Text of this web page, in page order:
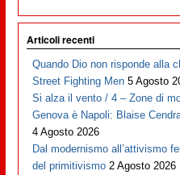
Articoli recenti
Quando Dio non risponde alla
Street Fighting Men 5 Agosto
Si alza il vento / 4 – Zone di
Genova è Napoli: Blaise
4 Agosto 2026
Dal modernismo all’attivismo
del primitivismo 2 Agosto 2026